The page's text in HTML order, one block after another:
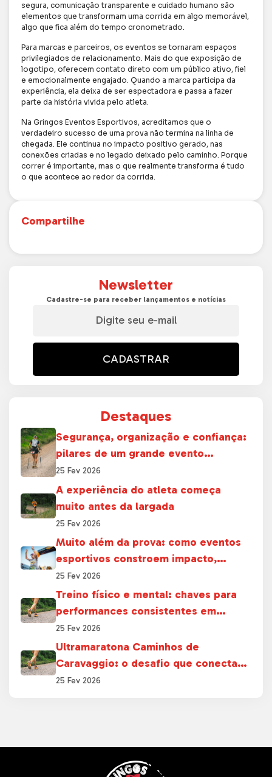
segura, comunicação transparente e cuidado humano são
elementos que transformam uma corrida em algo memorável,
algo que fica além do tempo cronometrado.
Para marcas e parceiros, os eventos se tornaram espaços
privilegiados de relacionamento. Mais do que exposição de
logotipo, oferecem contato direto com um público ativo, fiel
e emocionalmente engajado. Quando a marca participa da
experiência, ela deixa de ser espectadora e passa a fazer
parte da história vivida pelo atleta.
Na Gringos Eventos Esportivos, acreditamos que o
verdadeiro sucesso de uma prova não termina na linha de
chegada. Ele continua no impacto positivo gerado, nas
conexões criadas e no legado deixado pelo caminho. Porque
correr é importante, mas o que realmente transforma é tudo
o que acontece ao redor da corrida.
Compartilhe
Newsletter
Cadastre-se para receber lançamentos e notícias
CADASTRAR
Destaques
Segurança, organização e confiança:
pilares de um grande evento
esportivo
25 Fev 2026
A experiência do atleta começa
muito antes da largada
25 Fev 2026
Muito além da prova: como eventos
esportivos constroem impacto,
relacionamento e legado
25 Fev 2026
Treino físico e mental: chaves para
performances consistentes em
provas longas
25 Fev 2026
Ultramaratona Caminhos de
Caravaggio: o desafio que conecta
esporte, cultura e território
25 Fev 2026